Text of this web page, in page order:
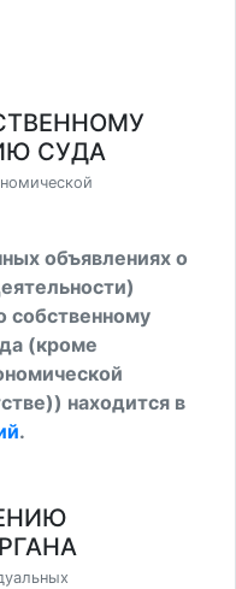
СУДА
объявлениях о
собственному
(кроме
находится в
.